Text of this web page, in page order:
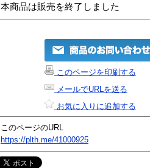
本商品は販売を終了しました
このページを印刷する
メールでURLを送る
お気に入りに追加する
このページのURL
https://plth.me/41000925